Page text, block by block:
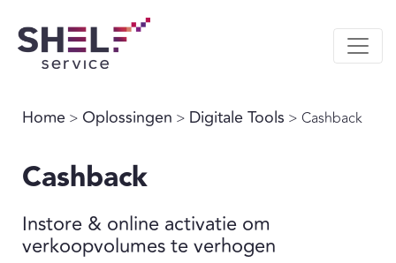
Home > Oplossingen > Digitale Tools > Cashback
Cashback
Instore & online activatie om
verkoopvolumes te verhogen